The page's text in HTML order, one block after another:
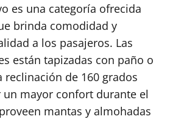
es una categoría ofrecida
brinda comodidad y
a los pasajeros. Las
están tapizadas con paño o
reclinación de 160 grados
mayor confort durante el
mantas y almohadas